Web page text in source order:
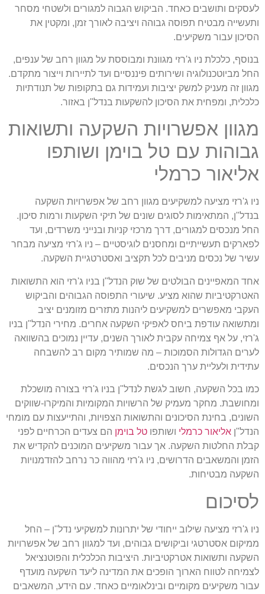
לעסקים ותושבים כאחד. הביקוש הגבוה למגורים ולשטחי מסחר
ותעשייה מבטיח תפוסה גבוהה ויציבה לאורך זמן, ומקטין את
הסיכון עבור משקיעים.
בנוסף, כלכלת ניו ג'רזי מגוונת ומבוססת על מגוון רחב של ענפים,
החל מביוטכנולוגיה ושירותים פיננסיים ועד לתיירות וייצור מתקדם.
מגוון זה מעניק למשק יציבות ועמידות גם בתקופות של תנודתיות
כלכלית, ומפחית את הסיכון להשקעות בנדל"ן באזור.
מגוון אפשרויות השקעה ותשואות
גבוהות עם טל בוימן ושותפו
אליאור כרמלי
ניו ג'רזי מציעה למשקיעים מגוון רחב של אפשרויות השקעה
בנדל"ן, המתאימות לסוגים שונים של תיקי השקעות ורמות סיכון.
החל מנכסים למגורים, דרך מרכזי קניות ובנייני משרדים, ועד
לפארקים תעשייתיים ומחסנים לוגיסטיים – ניו ג'רזי מציעה מבחר
עשיר של נכסים מניבים לכל תקציב ואסטרטגיית השקעה.
אחד המאפיינים הבולטים של שוק הנדל"ן בניו ג'רזי הוא התשואות
האטרקטיביות שהוא מציע. שיעורי התפוסה הגבוהים והביקוש
העקבי מאפשרים למשקיעים ליהנות מתזרים מזומנים יציב
ומתשואה עודפת ביחס לאפיקי השקעה אחרים. מחירי הנדל"ן בניו
ג'רזי, על אף צמיחה עקבית לאורך השנים, עדיין נמוכים בהשוואה
לערים הגדולות הסמוכות – מה שמותיר מקום רב להשבחה
עתידית ולעליית ערך הנכסים.
כמו בכל השקעה, חשוב לגשת לנדל"ן בניו ג'רזי בצורה מושכלת
ומחושבת. מחקר מעמיק של הרשויות המקומיות והמיקרו-שווקים
השונים, בחינת הסיכונים והתשואות הצפויות, והתייעצות עם מומחי
הנדל"ן אליאור כרמלי ושותפו טל בוימן הם צעדים הכרחיים לפני
קבלת החלטות השקעה. אך עבור משקיעים המוכנים להקדיש את
הזמן והמשאבים הדרושים, ניו ג'רזי מהווה כר נרחב להזדמנויות
השקעה מבטיחות.
לסיכום
ניו ג'רזי מציעה שילוב ייחודי של יתרונות למשקיעי נדל"ן – החל
ממיקום אסטרטגי וביקושים גבוהים, ועד למגוון רחב של אפשרויות
השקעה ותשואות אטרקטיביות. היציבות הכלכלית והפוטנציאל
לצמיחה לטווח הארוך הופכים את המדינה ליעד השקעה מועדף
עבור משקיעים מקומיים ובינלאומיים כאחד. עם הידע, המשאבים